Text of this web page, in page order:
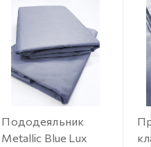
Пододеяльник
Metallic Blue Lux